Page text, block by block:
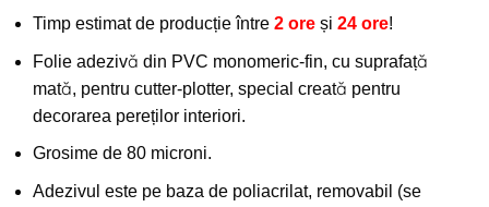
Timp estimat de producție între 2 ore și 24 ore!
Folie adezivă din PVC monomeric-fin, cu suprafață
mată, pentru cutter-plotter, special creată pentru
decorarea pereților interiori.
Grosime de 80 microni.
Adezivul este pe baza de poliacrilat, removabil (se